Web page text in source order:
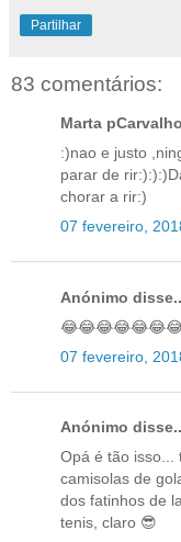
Partilhar
83 comentários:
Marta
:)nao e justo
parar de
chorar a rir:)
07 fevereiro,
Anónimo
07 fevereiro,
Anónimo
Opá é tão isso...
camisolas de
dos fatinhos de
tenis, claro 😎